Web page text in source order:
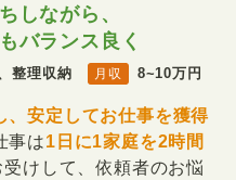
しながら、
バランス良く
整理収納 月収 8~10万円
、安定してお仕事を獲得
事は1日に1家庭を2時間
受けして、依頼者のお悩